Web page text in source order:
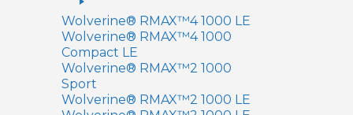
Wolverine® RMAX™4 1000 LE
Wolverine® RMAX™4 1000
Compact LE
Wolverine® RMAX™2 1000
Sport
Wolverine® RMAX™2 1000 LE